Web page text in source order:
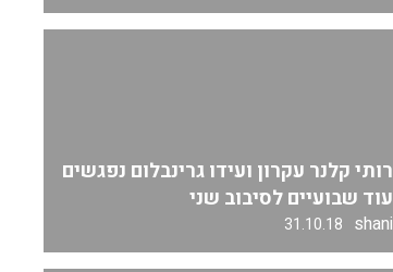
רותי קלנר עקרון ועידו גרינבלום נפגשים
עוד שבועיים לסיבוב שני
shani
31.10.18